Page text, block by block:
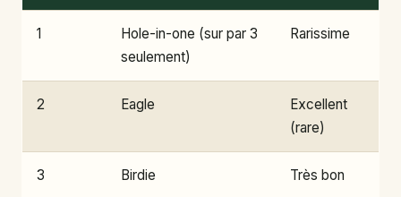
1
Hole-in-one (sur par 3
seulement)
Rarissime
2 Eagle
Excellent
(rare)
3 Birdie Très bon